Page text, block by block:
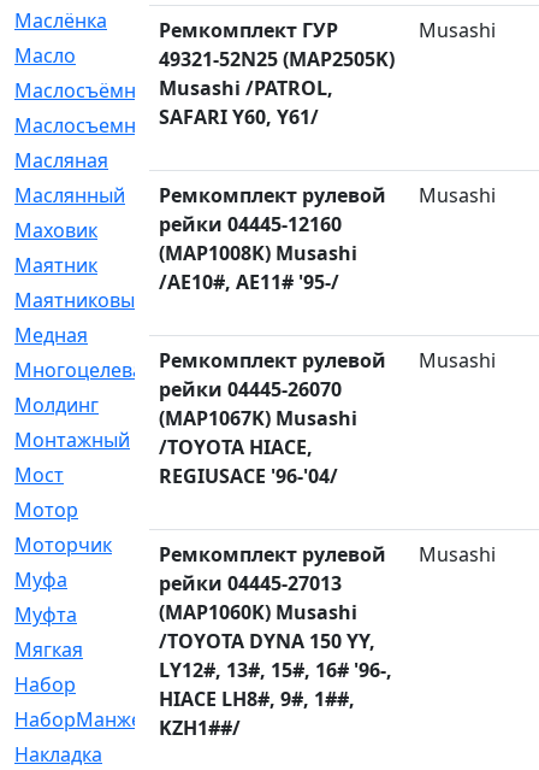
Маслёнка
[4]
Масло
[66]
Маслосъёмные
[480]
Маслосъемные
[26]
Масляная
Маслянный
[54]
Маховик
[6]
Маятник
[5]
Маятниковый
[13]
Медная
[2]
Многоцелевая
[1]
Молдинг
[14]
Монтажный
[1]
Мост
[10]
Мотор
Моторчик
[6]
Муфа
[1]
Муфта
[9]
Мягкая
[3]
Набор
[6]
НаборМанжетГТЦ
[33]
Накладка
Ремкомплект ГУР
49321-52N25 (MAP2505K)
Musashi /PATROL,
SAFARI Y60, Y61/
Musashi
Ремкомплект рулевой
рейки 04445-12160
(MAP1008K) Musashi
/AE10#, AE11# '95-/
Musashi
Ремкомплект рулевой
рейки 04445-26070
(MAP1067K) Musashi
/TOYOTA HIACE,
REGIUSACE '96-'04/
Musashi
Ремкомплект рулевой
рейки 04445-27013
(MAP1060K) Musashi
/TOYOTA DYNA 150 YY,
LY12#, 13#, 15#, 16# '96-,
HIACE LH8#, 9#, 1##,
KZH1##/
Musashi